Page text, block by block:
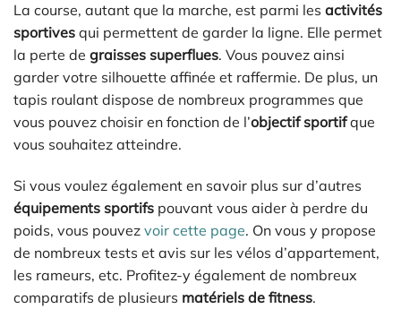
La course, autant que la marche, est parmi les activités
sportives qui permettent de garder la ligne. Elle permet
la perte de graisses superflues. Vous pouvez ainsi
garder votre silhouette affinée et raffermie. De plus, un
tapis roulant dispose de nombreux programmes que
vous pouvez choisir en fonction de l’objectif sportifque
vous souhaitez atteindre.
Si vous voulez également en savoir plus sur d’autres
équipements sportifs pouvant vous aider à perdre du
poids, vous pouvez voir cette page. On vous y propose
de nombreux tests et avis sur les vélos d’appartement,
les rameurs, etc. Profitez-y également de nombreux
comparatifs de plusieurs matériels de fitness.